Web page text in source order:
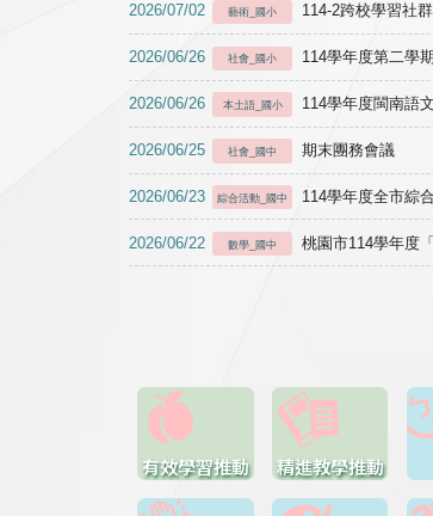
2026/07/02 藝術_國小 114-2跨校學習社
2026/06/26 社會_國小 114學年度第二學
2026/06/26 本土語_國小 114學年度閩南語
2026/06/25 社會_國中 期末團務會議
2026/06/23 綜合活動_國中 114學年度全市綜
2026/06/22 數學_國中 桃園市114學年度
有效學習推動 精進教學推動